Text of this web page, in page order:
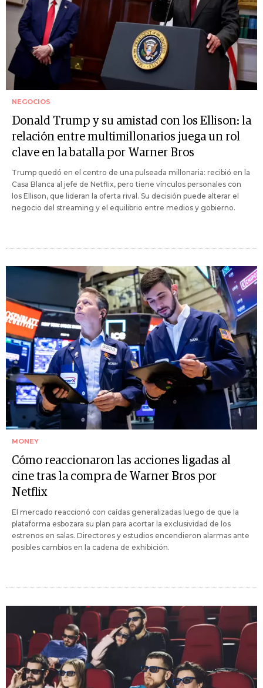
NEGOCIOS
Donald Trump y su amistad con los Ellison: la
relación entre multimillonarios juega un rol
clave en la batalla por Warner Bros
Trump quedó en el centro de una pulseada millonaria: recibió en la
Casa Blanca al jefe de Netflix, pero tiene vínculos personales con
los Ellison, que lideran la oferta rival. Su decisión puede alterar el
negocio del streaming y el equilibrio entre medios y gobierno.
MONEY
Cómo reaccionaron las acciones ligadas al
cine tras la compra de Warner Bros por
Netflix
El mercado reaccionó con caídas generalizadas luego de que la
plataforma esbozara su plan para acortar la exclusividad de los
estrenos en salas. Directores y estudios encendieron alarmas ante
posibles cambios en la cadena de exhibición.